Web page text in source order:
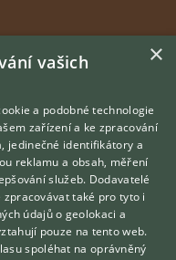
inzerátů
zvířecího kamaráda?
vám poradí
ONLINE
×
vašich
a podobné technologie
zařízení a ke zpracování
jedinečné identifikátory a
reklamu a obsah, měření
služeb. Dodavatelé
zpracovávat také pro tyto i
údajů o geolokaci a
pouze na tento web.
spoléhat na oprávněný